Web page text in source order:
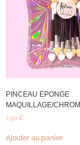
PINCEAU EPONGE
MAQUILLAGE/
2,90 €
Ajouter au panier